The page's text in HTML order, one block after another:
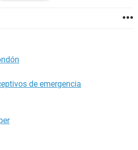
que tan tranquila puedo estar con
a que hoy (4 de setiembre) he
una respuesta ya que soy
de emergencia